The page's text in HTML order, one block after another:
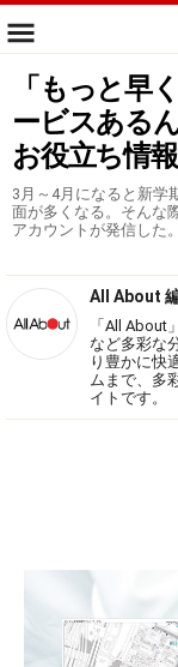
「もっと早
ービスある
お役立ち情
3月～4月になると新学
面が多くなる。そんな
アカウントが発信した
All About
「All
など多彩な
り豊かに快
ムまで、多
イトです。